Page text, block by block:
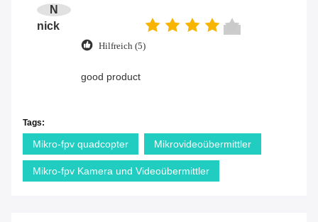
N
nick
Hilfreich (5)
good product
Tags:
Mikro-fpv quadcopter Mikrovideoübermittler
Mikro-fpv Kamera und Videoübermittler